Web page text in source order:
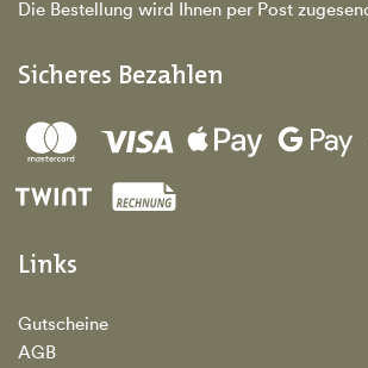
Die Bestellung wird Ihnen per Post
Sicheres Bezahlen
Links
Gutscheine
AGB